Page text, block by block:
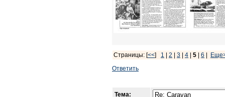
Страницы: [<<] 1 2 3 4 5 6
Ответить
Тема: